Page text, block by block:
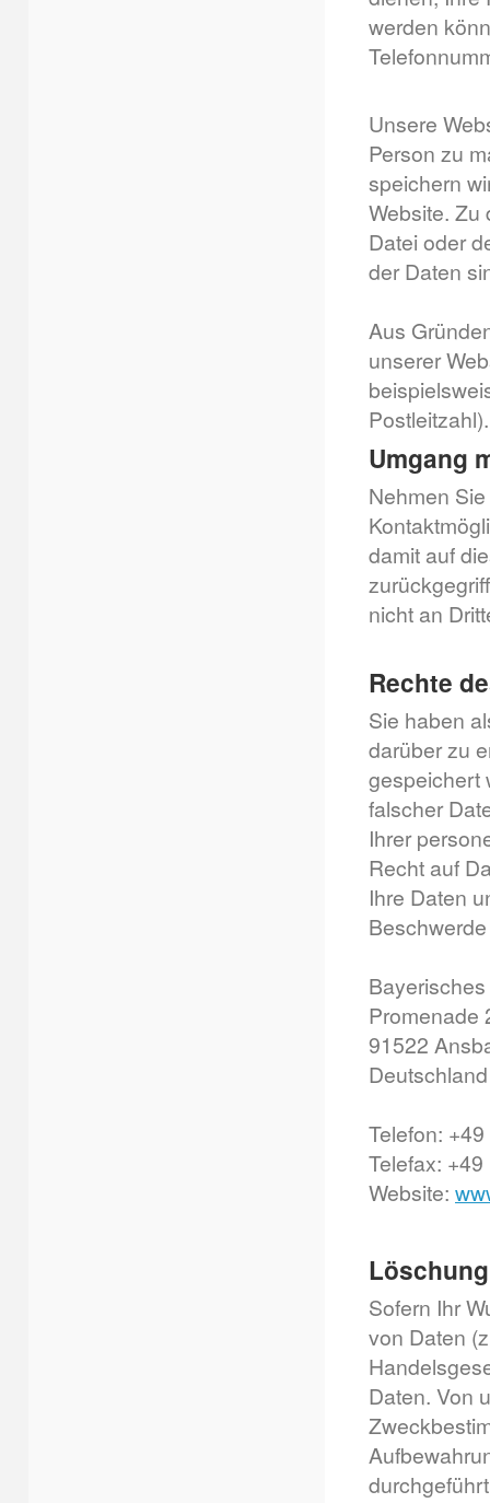
werden
Unsere
Person zu
speichern
Website. Zu
Datei oder
der Daten
Aus
unserer
Postleitzahl).
Umgang
Nehmen
damit auf
nicht an
Rechte
Sie haben
darüber zu
gespeichert
falscher
Ihrer
Recht auf
Ihre Daten
Promenade
91522
Telefon:
Telefax:
Website:
Sofern Ihr
von Daten
Daten. Von